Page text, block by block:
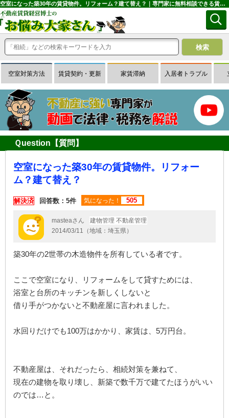
空室になった築30年の賃貸物件。リフォーム？建て替え？｜専門家に無料相談できる賃貸経営Ｑ＆Ａサイトはお悩み大家さん
空室対策方法 賃貸契約・更新 家賃滞納 入居者トラブル
Ｑuestion【質問】
空室になった築30年の賃貸物件。リフォー
ム？建て替え？
解決済 回答数：5件 気になった！ 505
masteaさん
建物管理 不動産管理
2014/03/11（地域：埼玉県）
築30年の2世帯の木造物件を所有している者です。
ここで空室になり、リフォームをして貸すためには、
浴室と台所のキッチンを新しくしないと
借り手がつかないと不動産屋に言われました。
水回りだけでも100万はかかり、家賃は、5万円台。
不動産屋は、それだったら、相続対策を兼ねて、
現在の建物を取り壊し、新築で数千万で建てたほうがいい
のでは…と。